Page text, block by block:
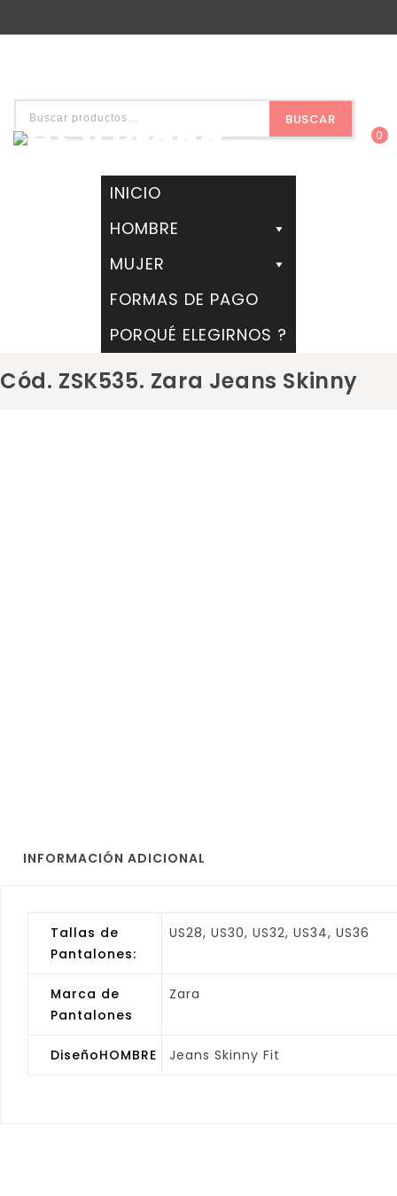
BUSCAR
0
INICIO
HOMBRE
MUJER
FORMAS DE PAGO
PORQUÉ ELEGIRNOS ?
Cód. ZSK535. Zara Jeans Skinny
INFORMACIÓN ADICIONAL
Tallas de
Pantalones:
US28, US30, US32, US34, US36
Marca de
Pantalones
Zara
DiseñoHOMBRE Jeans Skinny Fit